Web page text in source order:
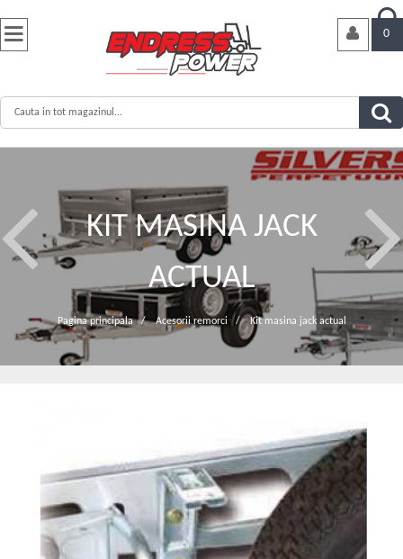

0

KIT MASINA JACK
ACTUAL
Pagina principala / Acesorii remorci / Kit masina jack actual